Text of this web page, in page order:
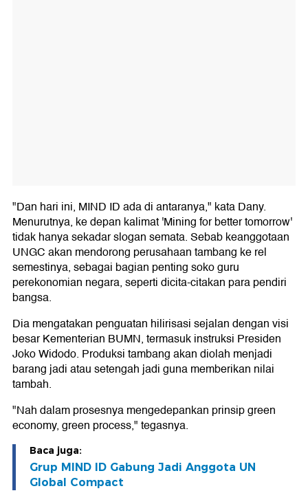
"Dan hari ini, MIND ID ada di antaranya," kata Dany.
Menurutnya, ke depan kalimat 'Mining for better tomorrow'
tidak hanya sekadar slogan semata. Sebab keanggotaan
UNGC akan mendorong perusahaan tambang ke rel
semestinya, sebagai bagian penting soko guru
perekonomian negara, seperti dicita-citakan para pendiri
bangsa.
Dia mengatakan penguatan hilirisasi sejalan dengan visi
besar Kementerian BUMN, termasuk instruksi Presiden
Joko Widodo. Produksi tambang akan diolah menjadi
barang jadi atau setengah jadi guna memberikan nilai
tambah.
"Nah dalam prosesnya mengedepankan prinsip green
economy, green process," tegasnya.
Baca juga:
Grup MIND ID Gabung Jadi Anggota UN
Global Compact